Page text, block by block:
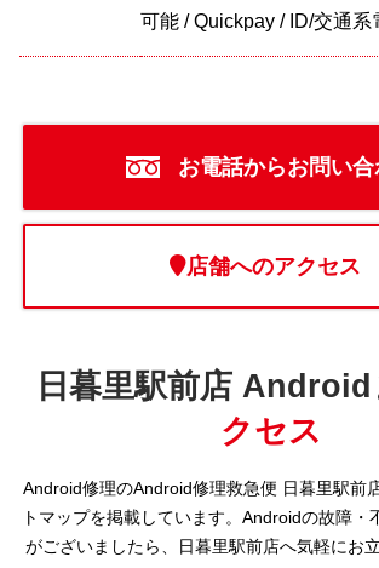
可能 / Quickpay / ID/交通系
お電話からお問い合
店舗へのアクセス
日暮里駅前店
クセス
Android修理のAndroid修理救急便 日暮里駅前
トマップを掲載しています。Androidの故障・
がございましたら、日暮里駅前店へ気軽にお